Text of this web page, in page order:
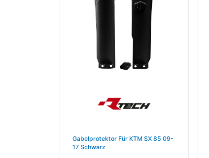
Gabelprotektor Für KTM SX 85 09-
17 Schwarz